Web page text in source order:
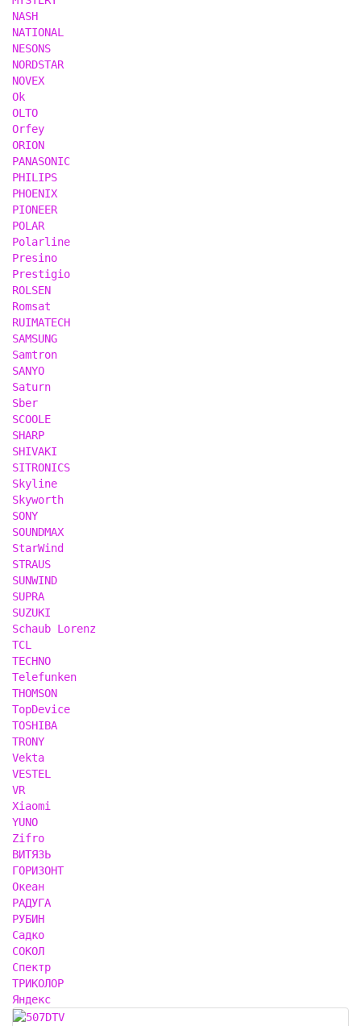
NASH
NATIONAL
NESONS
NORDSTAR
NOVEX
Ok
OLTO
Orfey
ORION
PANASONIC
PHILIPS
PHOENIX
PIONEER
POLAR
Polarline
Presino
Prestigio
ROLSEN
Romsat
RUIMATECH
SAMSUNG
Samtron
SANYO
Saturn
Sber
SCOOLE
SHARP
SHIVAKI
SITRONICS
Skyline
Skyworth
SONY
SOUNDMAX
StarWind
STRAUS
SUNWIND
SUPRA
SUZUKI
Sсhaub Lorenz
TCL
TECHNO
Telefunken
THOMSON
TopDevice
TOSHIBA
TRONY
Vekta
VESTEL
VR
Xiaomi
YUNO
Zifro
ВИТЯЗЬ
ГОРИЗОНТ
Океан
РАДУГА
РУБИН
Садко
СОКОЛ
Спектр
ТРИКОЛОР
Яндекс